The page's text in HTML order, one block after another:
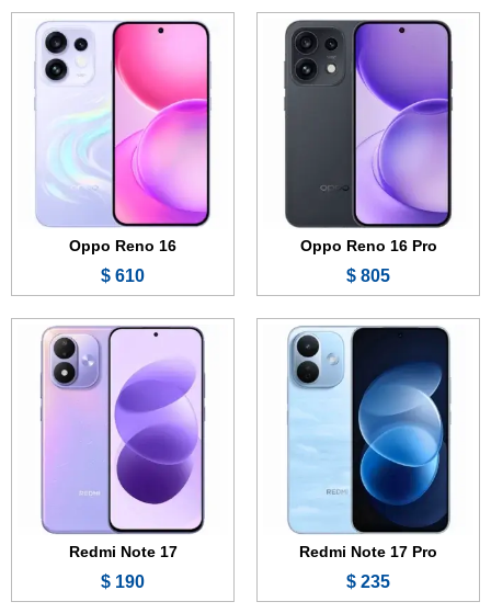
Oppo Reno 16 Pro
805 $
Oppo Reno 16
610 $
Redmi Note 17 Pro
235 $
الشاشة:
الذاكرة:
الرام:8 أو 12 جيجابايت
الكاميرا:50 + 2 ميجابكسل
البطارية والشحن السريع:
عرض الموصفات ←
Redmi Note 17
190 $
الشاشة:
الذاكرة:128 أو 256 جيجابايت
الرام:6 أو 8 جيجابايت
الكاميرا:50 + 0.8 ميجابكسل
البطارية والشحن السريع:
عرض الموصفات ←
الشاشة:6.74 بوصة - 120 هرتز - IPS LCD
الذاكرة:128 أو 256 جيجابايت
الرام:6 أو 8 جيجابايت
الكاميرا:13 + 0.8 ميجابكسل
المعالج:Snapdragon 4 Gen 2
البطارية والشحن السريع:
عرض الموصفات ←
الشاشة:6.83 بوصة - 165 هرتز - AMOLED
الذاكرة:
الرام:
الكاميرا:50 + 8 ميجابكسل
المعالج:Snapdragon 8 Elite
البطارية والشحن السريع:
عرض الموصفات ←